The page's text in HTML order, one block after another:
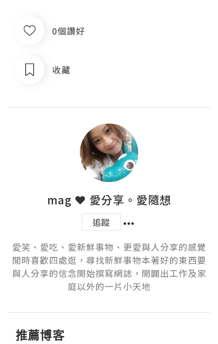
0個讚好
收藏
mag ❤ 愛分享。愛隨想
追蹤
愛笑、愛吃、愛新鮮事物、更愛與人分享的感覺
閒時喜歡四處逛，尋找新鮮事物本著好的東西要
與人分享的信念開始撰寫網誌，開闢出工作及家
庭以外的一片小天地
推薦博客